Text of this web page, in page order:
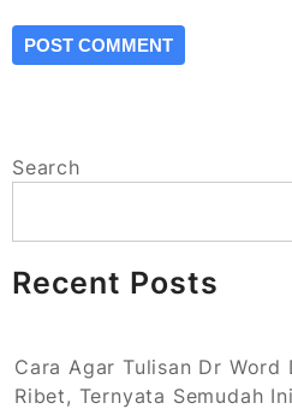
Search
Recent Posts
Cara Agar Tulisan Dr Word
Ribet, Ternyata Semudah